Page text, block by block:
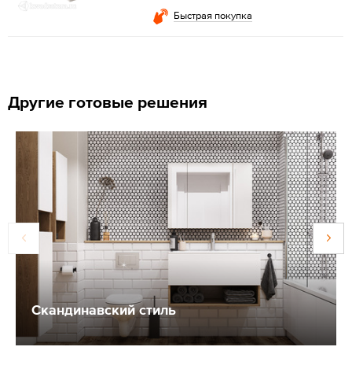
Быстрая покупка
Другие готовые решения
Скандинавский стиль